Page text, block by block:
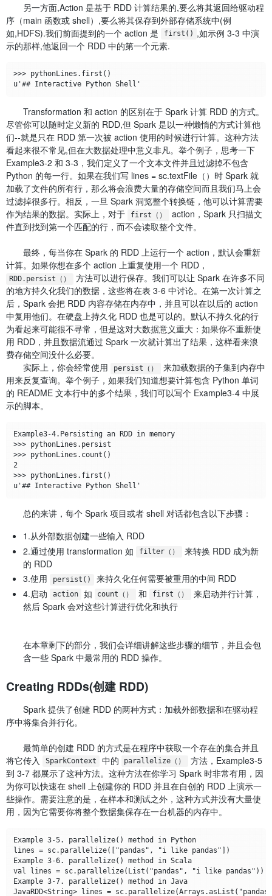
另一方面,Action 是基于 RDD 计算结果的,要么将其返回给驱动程
序（main 函数或 shell）,要么将其保存到外部存储系统中(例
如,HDFS).我们前面提到的一个 action 是
first() ,如示例 3-3 中演
示的那样,他返回一个 RDD 中的第一个元素.
>>> pythonLines.first()
Transformation 和 action 的区别在于 Spark 计算 RDD 的方式。
尽管你可以随时定义新的 RDD,但 Spark 是以一种懒惰的方式计算他
们--就是只在 RDD 第一次被 action 使用的时候进行计算。这种方法
看起来很不常见,但在大数据处理中意义非凡。举个例子，思考一下
Example3-2 和 3-3，我们定义了一个文本文件并且过滤掉不包含
Python 的每一行。如果在我们写 lines = sc.textFile（）时 Spark 就
加载了文件的所有行，那么将会浪费大量的存储空间而且我们马上会
过滤掉很多行。相反，一旦 Spark 洞览整个转换链，他可以计算需要
作为结果的数据。实际上，对于
first（）
action，Spark 只扫描文
件直到找到第一个匹配的行，而不会读取整个文件。
最终，每当你在 Spark 的 RDD 上运行一个 action，默认会重新
计算。如果你想在多个 action 上重复使用一个 RDD，
RDD.persist（）
方法可以进行保存。我们可以让 Spark 在许多不同
的地方持久化我们的数据，这些将在表 3-6 中讨论。在第一次计算之
后，Spark 会把 RDD 内容存储在内存中，并且可以在以后的 action
中复用他们。在硬盘上持久化 RDD 也是可以的。默认不持久化的行
为看起来可能很不寻常，但是这对大数据意义重大：如果你不重新使
用 RDD，并且数据流通过 Spark 一次就计算出了结果，这样看来浪
费存储空间没什么必要。
实际上，你会经常使用
persist（）
来加载数据的子集到内存中
用来反复查询。举个例子，如果我们知道想要计算包含 Python 单词
的 README 文本行中的多个结果，我们可以写个 Example3-4 中展
示的脚本。
Example3-4.Persisting an RDD in memory
>>> pythonLines.persist
>>> pythonLines.count()
2
>>> pythonLines.first()
总的来讲，每个 Spark 项目或者 shell 对话都包含以下步骤：
1.从外部数据创建一些输入 RDD
2.通过使用 transformation 如
filter（）
来转换 RDD 成为新
的 RDD
3.使用
persist()
来持久化任何需要被重用的中间 RDD
4.启动
action 如 count（） 和 first（）
来启动并行计算，
然后 Spark 会对这些计算进行优化和执行
在本章剩下的部分，我们会详细讲解这些步骤的细节，并且会包
含一些 Spark 中最常用的 RDD 操作。
Creating RDDs(创建 RDD)
Spark 提供了创建 RDD 的两种方式：加载外部数据和在驱动程
序中将集合并行化。
最简单的创建 RDD 的方式是在程序中获取一个存在的集合并且
将它传入
SparkContext 中的 parallelize（）
方法，Example3-5
到 3-7 都展示了这种方法。这种方法在你学习 Spark 时非常有用，因
为你可以快速在 shell 上创建你的 RDD 并且在自创的 RDD 上演示一
些操作。需要注意的是，在样本和测试之外，这种方式并没有大量使
用，因为它需要你将整个数据集保存在一台机器的内存中。
Example 3-5. parallelize() method in Python
lines = sc.parallelize(["pandas", "i like pandas"])
Example 3-6. parallelize() method in Scala
val lines = sc.parallelize(List("pandas", "i like pandas"))
Example 3-7. parallelize() method in Java
JavaRDD<String> lines =